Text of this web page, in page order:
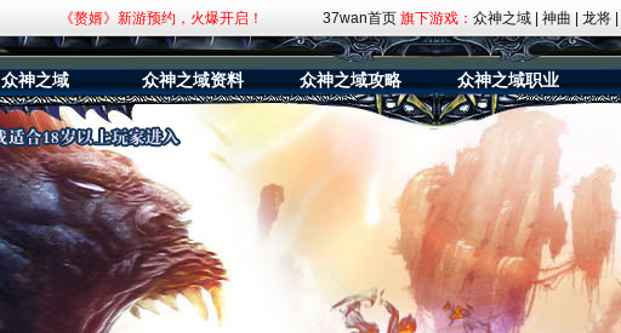
《九曲封神》杀入混沌，杀神灭魔！
《斗罗大陆：传承》百万福利抽奖活动！
《赘婿》新游预约，火爆开启！
37wan首页 旗下游戏： 众神之域 神曲 龙将
众神之域 众神之域资料 众神之域攻略 众神之域职业